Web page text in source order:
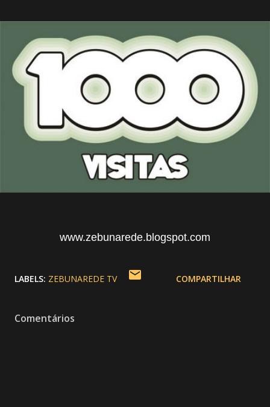
www.zebunarede.blogspot.com
LABELS: ZEBUNAREDE TV COMPARTILHAR
Comentários